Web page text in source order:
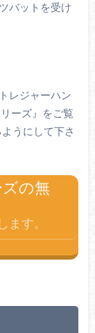
バットを受け
レジャーハン
ーズ』をご覧
うにして下さ
の無
ます。